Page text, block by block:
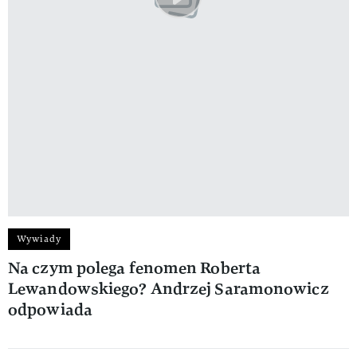
Wywiady
Na czym polega fenomen Roberta
Lewandowskiego? Andrzej Saramonowicz
odpowiada